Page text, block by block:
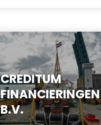
CREDITUM
FINANCIERINGEN
B.V.